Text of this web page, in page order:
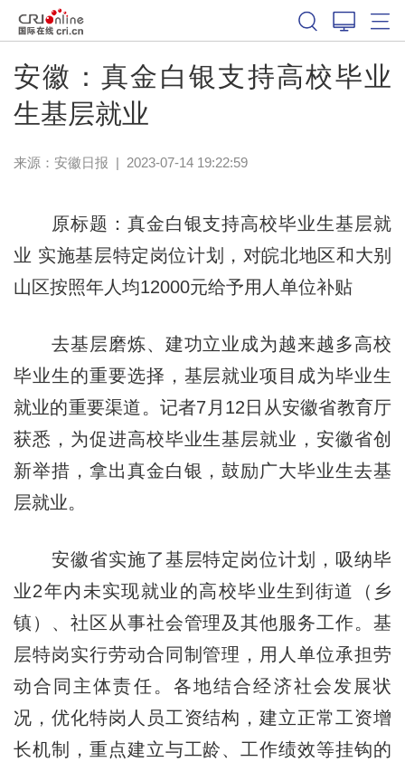
安徽：真金白银支持高校毕业
生基层就业
来源： 安徽日报 | 2023-07-14 19:22:59
原标题：真金白银支持高校毕业生基层就
业 实施基层特定岗位计划，对皖北地区和大别
山区按照年人均12000元给予用人单位补贴
去基层磨炼、建功立业成为越来越多高校
毕业生的重要选择，基层就业项目成为毕业生
就业的重要渠道。记者7月12日从安徽省教育厅
获悉，为促进高校毕业生基层就业，安徽省创
新举措，拿出真金白银，鼓励广大毕业生去基
层就业。
安徽省实施了基层特定岗位计划，吸纳毕
业2年内未实现就业的高校毕业生到街道（乡
镇）、社区从事社会管理及其他服务工作。基
层特岗实行劳动合同制管理，用人单位承担劳
动合同主体责任。各地结合经济社会发展状
况，优化特岗人员工资结构，建立正常工资增
长机制，重点建立与工龄、工作绩效等挂钩的